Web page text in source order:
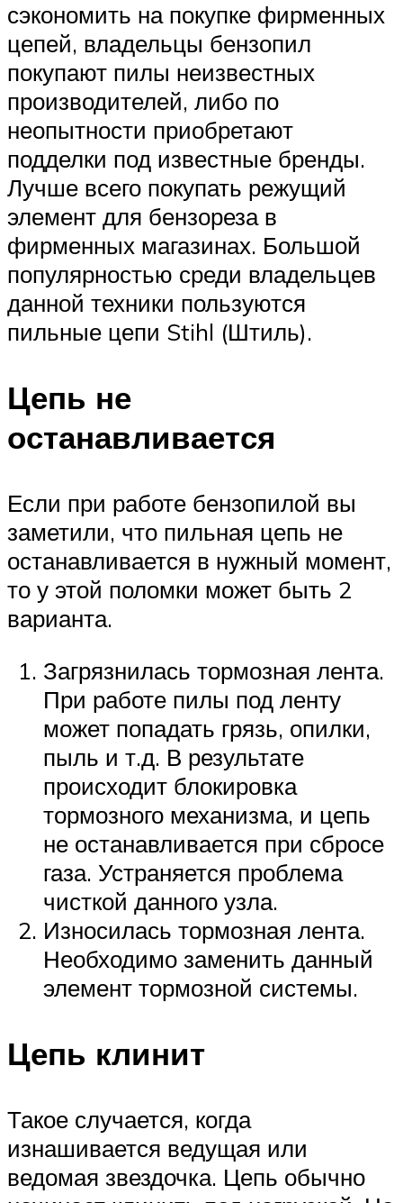
сэкономить на покупке фирменных
цепей, владельцы бензопил
покупают пилы неизвестных
производителей, либо по
неопытности приобретают
подделки под известные бренды.
Лучше всего покупать режущий
элемент для бензореза в
фирменных магазинах. Большой
популярностью среди владельцев
данной техники пользуются
пильные цепи Stihl (Штиль).
Цепь не
останавливается
Если при работе бензопилой вы
заметили, что пильная цепь не
останавливается в нужный момент,
то у этой поломки может быть 2
варианта.
Загрязнилась тормозная лента.
При работе пилы под ленту
может попадать грязь, опилки,
пыль и т.д. В результате
происходит блокировка
тормозного механизма, и цепь
не останавливается при сбросе
газа. Устраняется проблема
чисткой данного узла.
Износилась тормозная лента.
Необходимо заменить данный
элемент тормозной системы.
Цепь клинит
Такое случается, когда
изнашивается ведущая или
ведомая звездочка. Цепь обычно